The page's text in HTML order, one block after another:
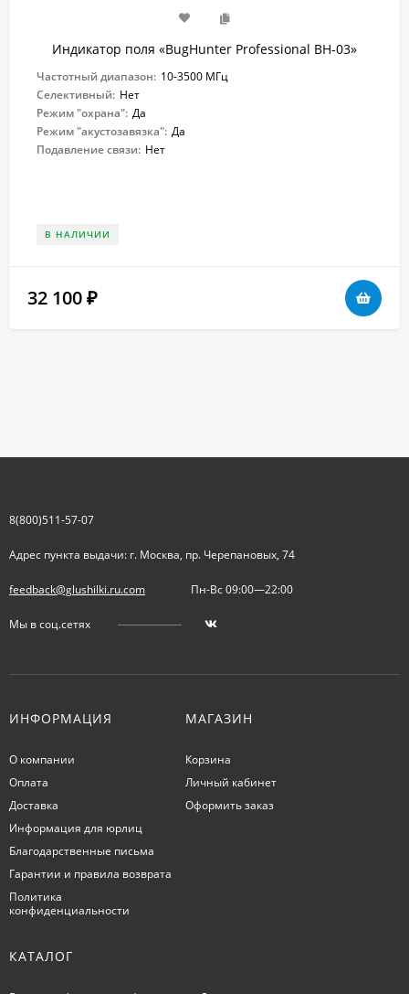
Индикатор поля «BugHunter Professional BH-03»
Частотный диапазон: 10-3500 МГц
Селективный: Нет
Режим "охрана": Да
Режим "акустозавязка": Да
Подавление связи: Нет
В НАЛИЧИИ
32 100 ₽
8(800)511-57-07
Адрес пункта выдачи: г. Москва, пр. Черепановых, 74
feedback@glushilki.ru.com Пн-Вс 09:00—22:00
Мы в соц.сетях
ИНФОРМАЦИЯ
О компании
Оплата
Доставка
Информация для юрлиц
Благодарственные письма
Гарантии и правила возврата
Политика
конфиденциальности
МАГАЗИН
Корзина
Личный кабинет
Оформить заказ
КАТАЛОГ